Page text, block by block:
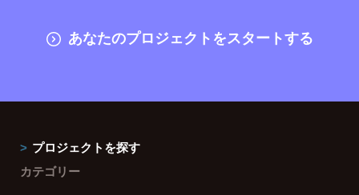
あなたのプロジェクトをスタートする
プロジェクトを探す
カテゴリー